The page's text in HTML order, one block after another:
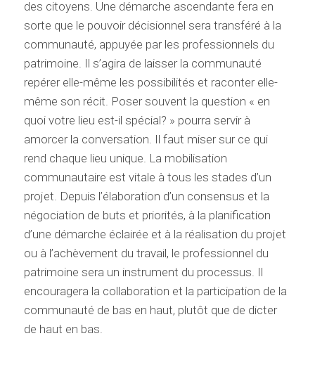
des citoyens. Une démarche ascendante fera en
sorte que le pouvoir décisionnel sera transféré à la
communauté, appuyée par les professionnels du
patrimoine. Il s’agira de laisser la communauté
repérer elle-même les possibilités et raconter elle-
même son récit. Poser souvent la question « en
quoi votre lieu est-il spécial? » pourra servir à
amorcer la conversation. Il faut miser sur ce qui
rend chaque lieu unique. La mobilisation
communautaire est vitale à tous les stades d’un
projet. Depuis l’élaboration d’un consensus et la
négociation de buts et priorités, à la planification
d’une démarche éclairée et à la réalisation du projet
ou à l’achèvement du travail, le professionnel du
patrimoine sera un instrument du processus. Il
encouragera la collaboration et la participation de la
communauté de bas en haut, plutôt que de dicter
de haut en bas.